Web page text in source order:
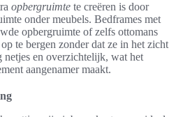
opbergruimte te creëren is door
onder meubels. Bedframes met
opbergruimte of zelfs ottomans
te bergen zonder dat ze in het zicht
en overzichtelijk, wat het
aangenamer maakt.